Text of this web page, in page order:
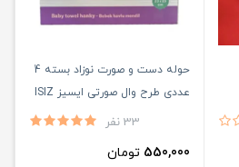
حوله دست و صورت نوزاد بسته 4
عددی طرح وال صورتی ایسیز ISIZ
33 نفر
550,000 تومان